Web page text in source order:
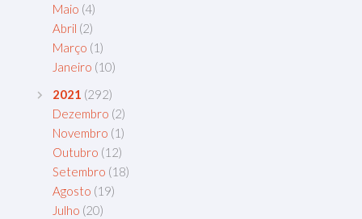
Maio (4)
Abril (2)
Março (1)
Janeiro (10)
2021 (292)
Dezembro (2)
Novembro (1)
Outubro (12)
Setembro (18)
Agosto (19)
Julho (20)